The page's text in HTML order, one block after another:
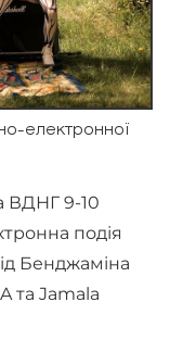
електронної
ВДНГ 9-10
подія
Бенджаміна
та Jamala